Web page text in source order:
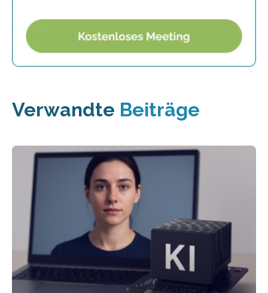
Verwandte Beiträge